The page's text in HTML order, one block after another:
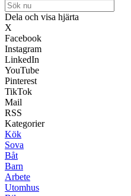
Dela och visa hjärta
X
Facebook
Instagram
LinkedIn
YouTube
Pinterest
TikTok
Mail
RSS
Kategorier
Kök
Sova
Båt
Barn
Arbete
Utomhus